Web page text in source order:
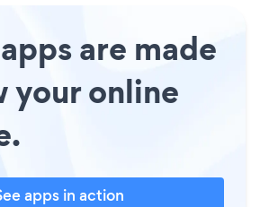
are made
your online
apps in action